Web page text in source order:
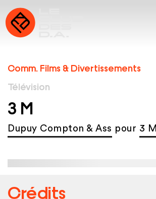
Comm. Films & Divertissements
Télévision
3 M
Dupuy Compton & Ass pour 3 M
Crédits